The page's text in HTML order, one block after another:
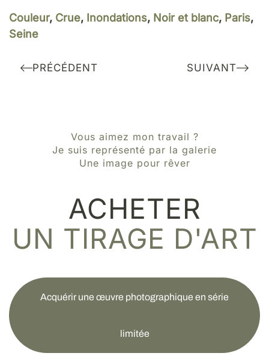
Couleur, Crue, Inondations, Noir et blanc, Paris,
Seine
PRÉCÉDENT SUIVANT
Vous aimez mon travail ?
Je suis représenté par la galerie
Une image pour rêver
ACHETER
UN TIRAGE D'ART
Acquérir une œuvre photographique en série
limitée